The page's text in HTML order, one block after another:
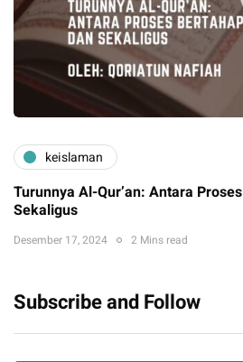
keislaman
Turunnya Al-Qur’an: Antara
Sekaligus
Desember 17, 2024 2 Mins read
Subscribe and Follow